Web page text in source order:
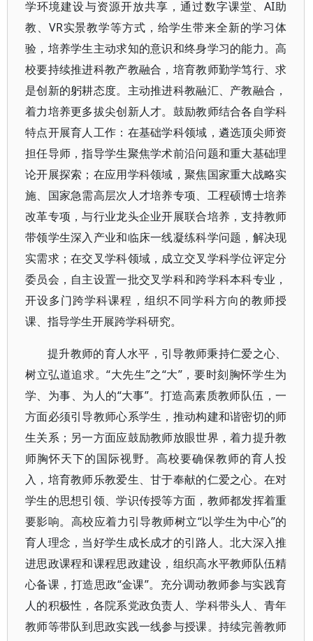
学环境建设与资源开放共享，通过数字课堂、AI助
教、VR实景教学等方式，给学生带来全新的学习体
验，培养学生主动求知的意识和终身学习的能力。高
校要持续推进科教产教融合，培育教师勤学笃行、求
是创新的躬耕态度。主动推进科教融汇、产教融合，
着力培养更多拔尖创新人才。鼓励教师结合各自学科
特点开展育人工作：在基础学科领域，遴选顶尖师资
担任导师，指导学生聚焦学术前沿问题和重大基础理
论开展探索；在应用学科领域，聚焦国家重大战略实
施、国家急需高层次人才培养专项、工程硕博士培养
改革专项，与行业龙头企业开展联合培养，支持教师
带领学生深入产业和临床一线凝练科学问题，解决现
实需求；在交叉学科领域，成立交叉学科学位评定分
委员会，自主设置一批交叉学科和跨学科本科专业，
开设多门跨学科课程，组织不同学科方向的教师授
课、指导学生开展跨学科研究。
提升教师的育人水平，引导教师秉持仁爱之心、
树立弘道追求。“大先生”之“大”，要时刻胸怀学生为
学、为事、为人的“大事”。打造高素质教师队伍，一
方面必须引导教师心系学生，推动构建和谐密切的师
生关系；另一方面应鼓励教师放眼世界，着力提升教
师胸怀天下的国际视野。高校要确保教师的育人投
入，培育教师乐教爱生、甘于奉献的仁爱之心。在对
学生的思想引领、学识传授等方面，教师都发挥着重
要影响。高校应着力引导教师树立“以学生为中心”的
育人理念，当好学生成长成才的引路人。北大深入推
进思政课程和课程思政建设，组织高水平教师队伍精
心备课，打造思政“金课”。充分调动教师参与实践育
人的积极性，各院系党政负责人、学科带头人、青年
教师等带队到思政实践一线参与授课。持续完善教师